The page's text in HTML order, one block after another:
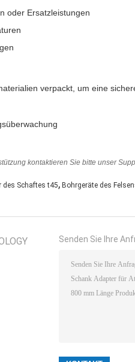
oder Ersatzleistungen
verpackt, um eine
kontaktieren Sie bitte unser
des Schaftes t45, Bohrgeräte des
Senden Sie Ihre